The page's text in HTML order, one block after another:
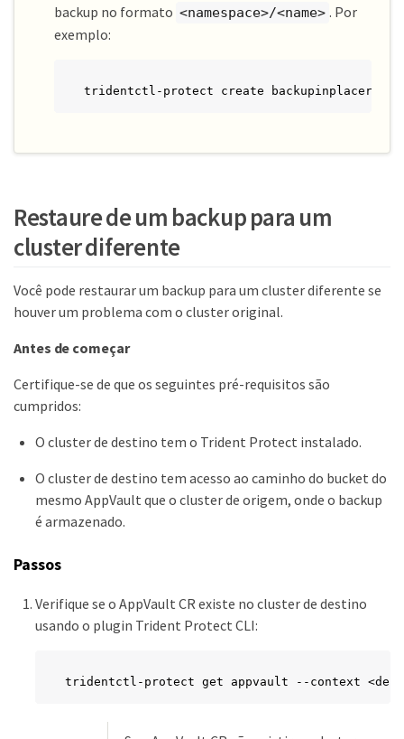
backup no formato <namespace>/<name> . Por
exemplo:
tridentctl-protect create backupinplacerestore
Restaure de um backup para um
cluster diferente
Você pode restaurar um backup para um cluster diferente se
houver um problema com o cluster original.
Antes de começar
Certifique-se de que os seguintes pré-requisitos são
cumpridos:
O cluster de destino tem o Trident Protect instalado.
O cluster de destino tem acesso ao caminho do bucket do
mesmo AppVault que o cluster de origem, onde o backup
é armazenado.
Passos
Verifique se o AppVault CR existe no cluster de destino
usando o plugin Trident Protect CLI:
tridentctl-protect get appvault --context